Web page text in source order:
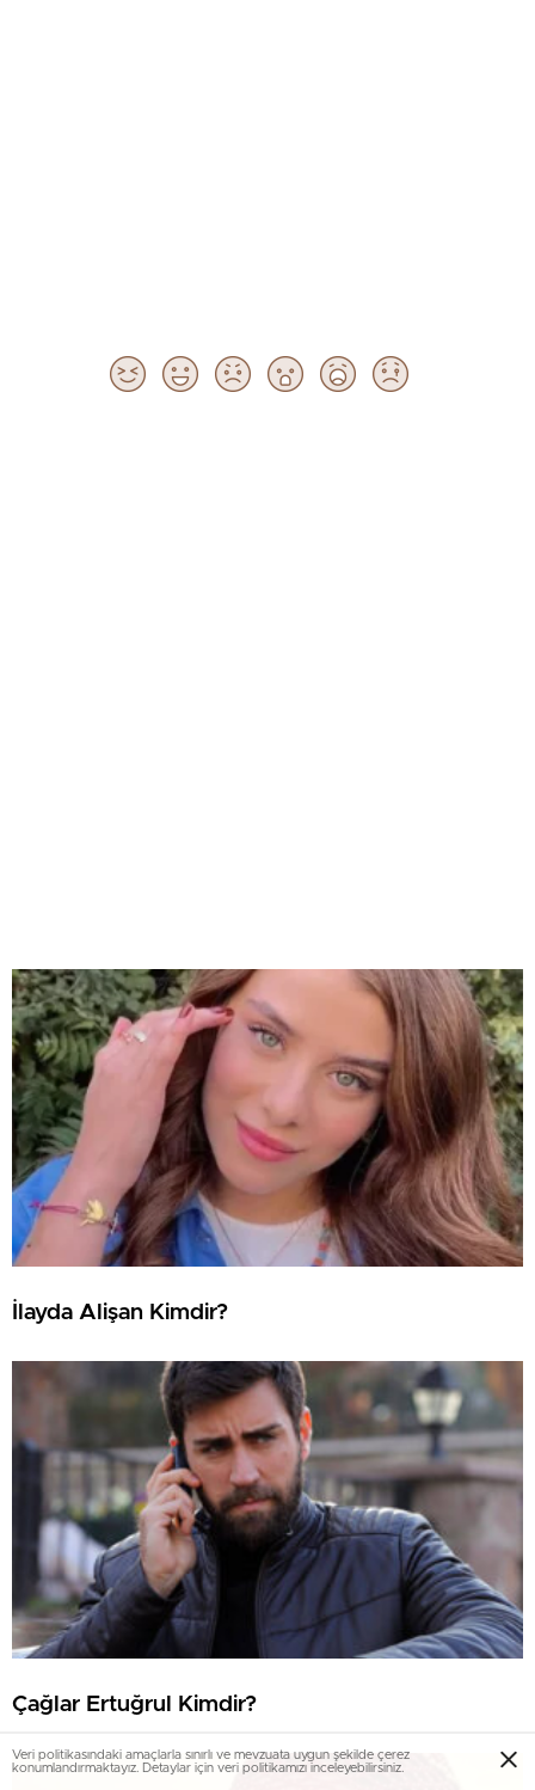
İlayda Alişan Kimdir?
Çağlar Ertuğrul Kimdir?
Veri politikasındaki amaçlarla sınırlı ve mevzuata uygun şekilde çerez
konumlandırmaktayız. Detaylar için veri politikamızı inceleyebilirsiniz.